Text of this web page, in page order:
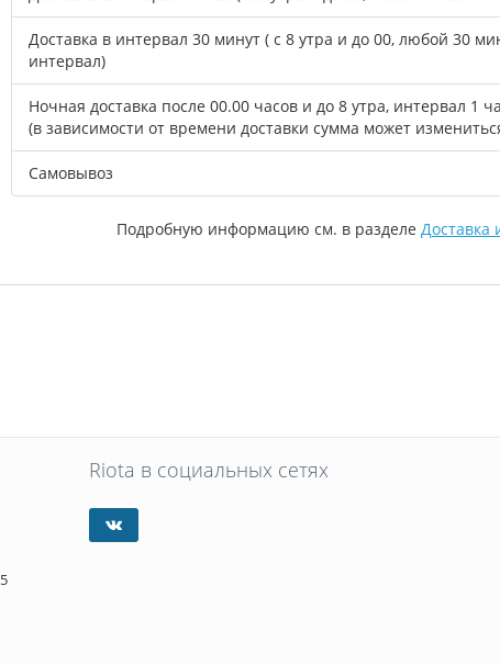
Доставка в интервал 30 минут ( с 8 утра и до 00, любой 30
интервал)
Ночная доставка после 00.00 часов и до 8 утра, интервал 1
(в зависимости от времени доставки сумма может
Самовывоз
Подробную информацию см. в разделе Доставка
Riota в социальных сетях